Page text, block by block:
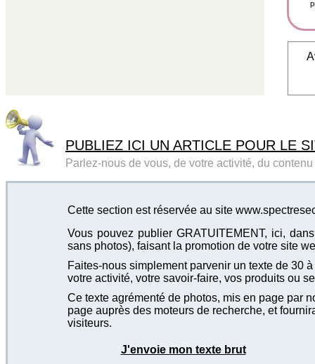
PUBLIEZ ICI UN ARTICLE POUR LE
Parlez-nous de vous, de votre activité, du
Cette section est réservée au site
Vous pouvez publier GRATUITEMENT, ici,
sans photos), faisant la promotion de votre site
Faites-nous simplement parvenir un texte de 30
votre activité, votre savoir-faire, vos produits ou
Ce texte agrémenté de photos, mis en page par
page auprès des moteurs de recherche, et
visiteurs.
J'envoie mon texte brut